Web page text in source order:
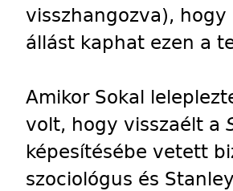
visszhangozva),
állást kaphat ezen a
Amikor Sokal
volt, hogy visszaélt a
képesítésébe vetett
szociológus és